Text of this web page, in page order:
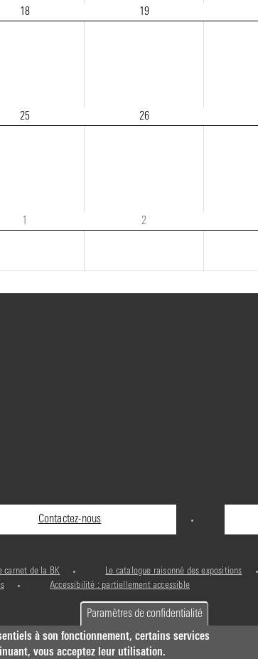
18 19
25 26
1 2
Contactez-nous
carnet de la BK Le catalogue raisonné des expositions
Accessibilité : partiellement accessible
Paramètres de confidentialité
à son fonctionnement, certains services
vous acceptez leur utilisation.